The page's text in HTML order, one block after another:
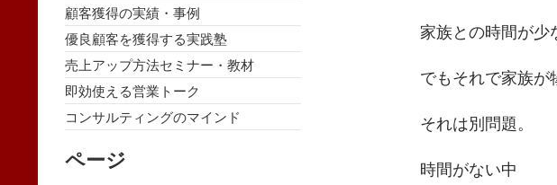
家族との時間が少
でもそれで家族が
それは別問題。
時間がない中
顧客獲得の実績・事例
優良顧客を獲得する実践塾
売上アップ方法セミナー・教材
即効使える営業トーク
コンサルティングのマインド
ページ